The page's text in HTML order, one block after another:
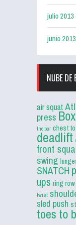
julio 2013
junio 2013
NUBE DE
air squat
press
the bar chest
deadlift
front
swing
SNATCH
ups ring row
twist
sled push
toes to